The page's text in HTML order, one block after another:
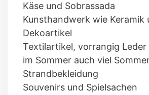
Käse und Sobrassada
Kunsthandwerk wie Keramik
Dekoartikel
Textilartikel, vorrangig Leder
im Sommer auch viel
Strandbekleidung
Souvenirs und Spielsachen